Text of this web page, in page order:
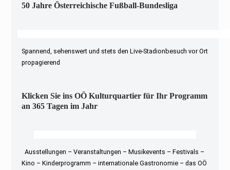
50 Jahre Österreichische Fußball-Bundesliga
Spannend, sehenswert und stets den Live-Stadionbesuch vor Ort
propagierend
Klicken Sie ins OÖ Kulturquartier für Ihr Programm
an 365 Tagen im Jahr
Ausstellungen – Veranstaltungen – Musikevents – Festivals –
Kino – Kinderprogramm – internationale Gastronomie – das OÖ